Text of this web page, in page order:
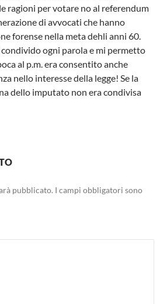
ragioni per votare no al referendum
di avvocati che hanno
forense nella meta dehli anni 60.
ogni parola e mi permetto
al p.m. era consentito anche
nello interesse della legge! Se la
dello imputato non era condivisa
pubblicato. I campi obbligatori sono